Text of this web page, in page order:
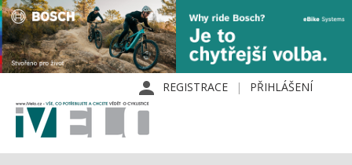
REGISTRACE PŘIHLÁŠENÍ